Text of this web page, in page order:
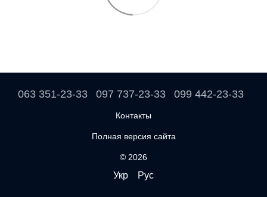
063 351-23-33 097 737-23-33 099 442-23-33
Контакты
Полная версия сайта
© 2026
Укр Рус